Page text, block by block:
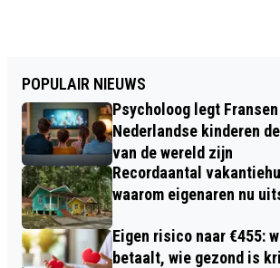
POPULAIR NIEUWS
Psycholoog legt
Nederlandse kinderen
van de wereld zijn
Recordaantal
waarom eigenaren nu
Eigen risico naar €455:
betaalt, wie gezond is